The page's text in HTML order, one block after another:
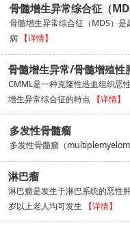
骨髓增生异常综合征（
骨髓增生异常综合征（MDS）
病 【详情】
骨髓增生异常/骨髓增殖性
CMML是一种克隆性造血组织恶
增生异常综合征的特点
【详情】
多发性骨髓瘤
多发性骨髓瘤（
淋巴瘤
淋巴瘤是发生于淋巴系统的恶性
岁以上老人均可发生
【详情】